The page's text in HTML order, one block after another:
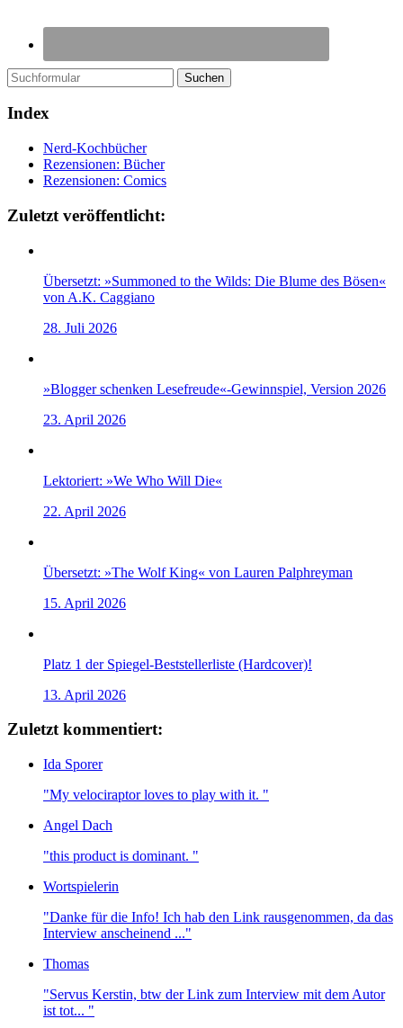
Suchen
Index
Nerd-Kochbücher
Rezensionen: Bücher
Rezensionen: Comics
Zuletzt veröffentlicht:
Übersetzt: »Summoned to the Wilds: Die Blume des Bösen«
von A.K. Caggiano
28. Juli 2026
»Blogger schenken Lesefreude«-Gewinnspiel, Version 2026
23. April 2026
Lektoriert: »We Who Will Die«
22. April 2026
Übersetzt: »The Wolf King« von Lauren Palphreyman
15. April 2026
Platz 1 der Spiegel-Beststellerliste (Hardcover)!
13. April 2026
Zuletzt kommentiert:
Ida Sporer
"My velociraptor loves to play with it. "
Angel Dach
"this product is dominant. "
Wortspielerin
"Danke für die Info! Ich hab den Link rausgenommen, da das
Interview anscheinend ..."
Thomas
"Servus Kerstin, btw der Link zum Interview mit dem Autor
ist tot... "